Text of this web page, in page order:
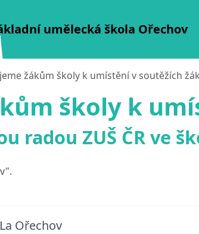
umělecká škola Ořechov
žákům školy k umístění v soutěžích
školy k
radou ZUŠ ČR ve
Ořechov